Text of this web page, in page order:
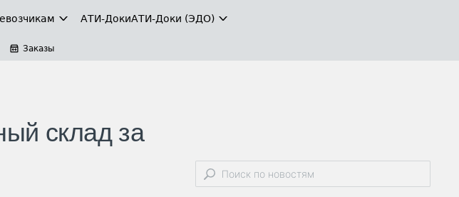
АТИ-ДокиАТИ-Доки (ЭДО)
Заказы
склад за